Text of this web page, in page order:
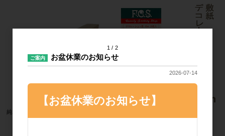
純白ロール7寸 帯 1000枚
20枚
1 2
ご案内 お盆休業のお知らせ
2026-07-14
【お盆休業のお知らせ】